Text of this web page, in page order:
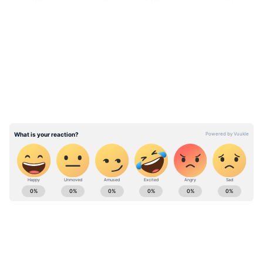
சாதனைகளை குவிக்க தொடங்கிய கிங்
கோலி
ABOUT THE AUTHOR